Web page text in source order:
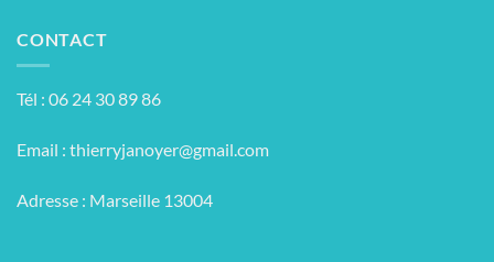
CONTACT
Tél : 06 24 30 89 86
Email : thierryjanoyer@gmail.com
Adresse : Marseille 13004